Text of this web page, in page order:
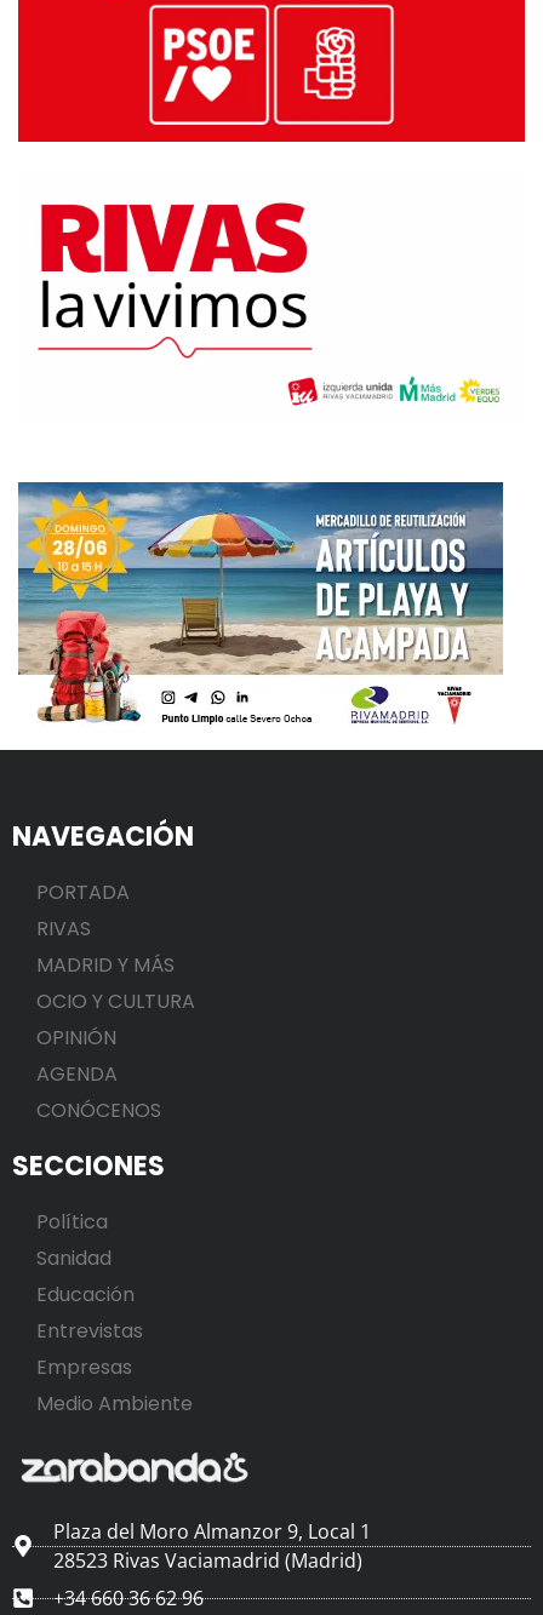
NAVEGACIÓN
PORTADA
RIVAS
MADRID Y MÁS
OCIO Y CULTURA
OPINIÓN
AGENDA
CONÓCENOS
SECCIONES
Política
Sanidad
Educación
Entrevistas
Empresas
Medio Ambiente
Plaza del Moro Almanzor 9, Local 1
28523 Rivas Vaciamadrid (Madrid)
+34 660 36 62 96